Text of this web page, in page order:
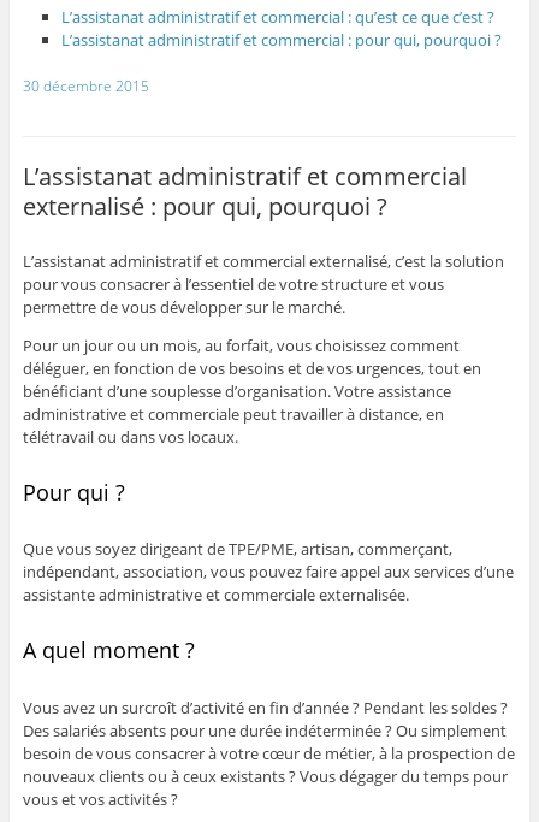
L’assistanat administratif et commercial : qu’est ce que c’est ?
L’assistanat administratif et commercial : pour qui, pourquoi ?
30 décembre 2015
L’assistanat administratif et commercial
externalisé : pour qui, pourquoi ?
L’assistanat administratif et commercial externalisé, c’est la solution
pour vous consacrer à l’essentiel de votre structure et vous
permettre de vous développer sur le marché.
Pour un jour ou un mois, au forfait, vous choisissez comment
déléguer, en fonction de vos besoins et de vos urgences, tout en
bénéficiant d’une souplesse d’organisation. Votre assistance
administrative et commerciale peut travailler à distance, en
télétravail ou dans vos locaux.
Pour qui ?
Que vous soyez dirigeant de TPE/PME, artisan, commerçant,
indépendant, association, vous pouvez faire appel aux services d’une
assistante administrative et commerciale externalisée.
A quel moment ?
Vous avez un surcroît d’activité en fin d’année ? Pendant les soldes ?
Des salariés absents pour une durée indéterminée ? Ou simplement
besoin de vous consacrer à votre cœur de métier, à la prospection de
nouveaux clients ou à ceux existants ? Vous dégager du temps pour
vous et vos activités ?